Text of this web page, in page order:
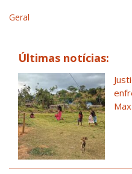
Geral
Últimas notícias: